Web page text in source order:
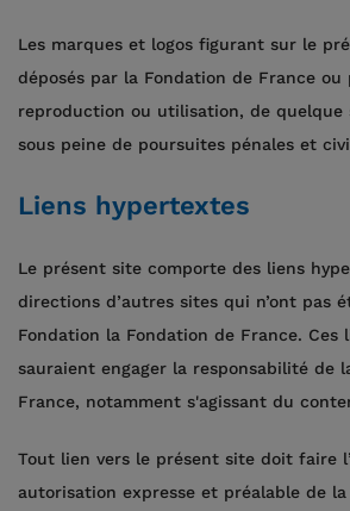
Les marques et logos figurant sur le
déposés par la Fondation de France
reproduction ou utilisation, de
sous peine de poursuites pénales et
Liens hypertextes
Le présent site comporte des liens
directions d’autres sites qui n’ont pas
Fondation la Fondation de France. Ces
sauraient engager la responsabilité de
France, notamment s'agissant du
Tout lien vers le présent site doit faire
autorisation expresse et préalable de